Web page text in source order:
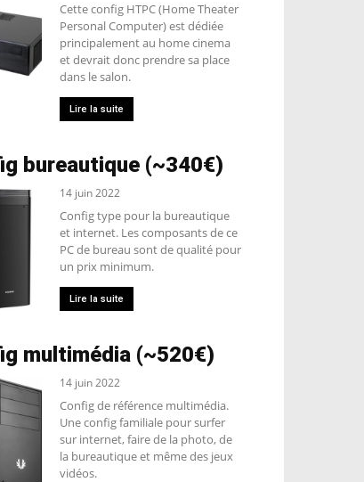
Cette config HTPC (Home Theater
Personal Computer) est dédiée
principalement au home cinema
et devrait donc prendre sa place
dans le salon.
Lire la suite
bureautique (~340€)
14 juin 2022
Config type pour la bureautique
et internet. Les composants de ce
PC de bureau sont de qualité pour
un prix minimum.
Lire la suite
multimédia (~520€)
14 juin 2022
Config de référence multimédia.
Une config familiale pour surfer
sur internet, faire de la photo, de
la bureautique et même des jeux
vidéos.